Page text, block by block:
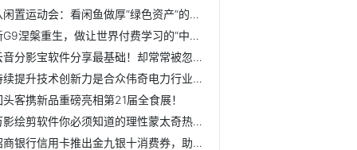
从闲置运动会：看闲鱼做厚“绿色资产”的方法论
新G9涅槃重生，做让世界付费学习的“中国高端样板”
云音分影宝软件分享最基础！却常常被忽视的剪辑实操5步
持续提升技术创新力是合众伟奇电力行业出圈法门
头客携新品重磅亮相第21届全食展！
万影绘剪软件你必须知道的理性蒙太奇热知识
招商银行信用卡推出金九银十消费券，助力扩内需、促消费